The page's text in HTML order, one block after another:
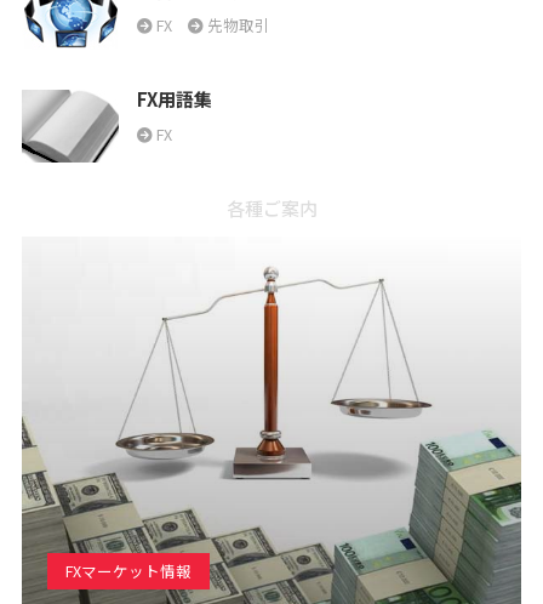
FX 先物取引
FX用語集
FX
各種ご案内
FXマーケット情報